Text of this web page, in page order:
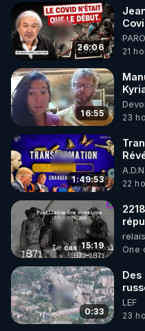
▶ 30 jours gratuit sur
de bien-être ENVOL :
Rendez-vous sur
le code : REGENERE
26:06
21
16:55
vue
23
1:49:53
07/
22
15:19
les
One
0:33
Des
LEF
23